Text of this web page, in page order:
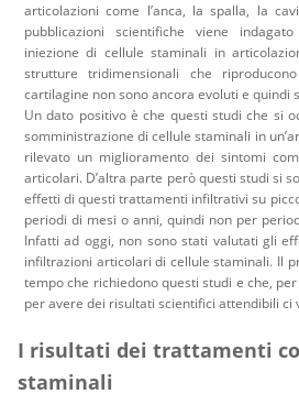
articolazioni come l’anca, la spalla, la
pubblicazioni scientifiche viene
iniezione di cellule staminali in
strutture tridimensionali che
cartilagine non sono ancora evoluti e quindi
Un dato positivo è che questi studi che si
somministrazione di cellule staminali in
rilevato un miglioramento dei sintomi
articolari. D’altra parte però questi studi si
effetti di questi trattamenti infiltrativi su
periodi di mesi o anni, quindi non per
Infatti ad oggi, non sono stati valutati gli
infiltrazioni articolari di cellule staminali. Il
tempo che richiedono questi studi e che,
per avere dei risultati scientifici attendibili ci
I risultati dei trattamenti
staminali